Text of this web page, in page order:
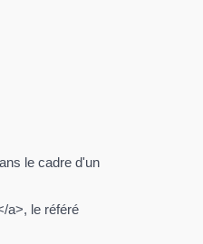
le cadre d'un
a>, le référé